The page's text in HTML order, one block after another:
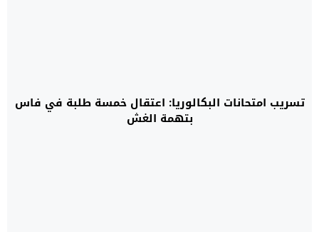
تسريب امتحانات البكالوريا: اعتقال خمسة طلبة في فاس
بتهمة الغش